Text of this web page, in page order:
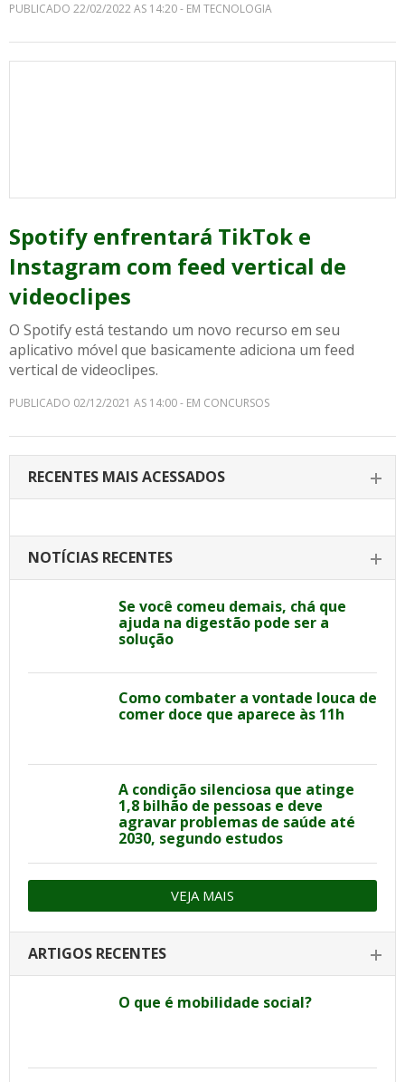
PUBLICADO 22/02/2022 AS 14:20 - EM TECNOLOGIA
Spotify enfrentará TikTok e
Instagram com feed vertical de
videoclipes
O Spotify está testando um novo recurso em seu
aplicativo móvel que basicamente adiciona um feed
vertical de videoclipes.
PUBLICADO 02/12/2021 AS 14:00 - EM CONCURSOS
RECENTES MAIS ACESSADOS
NOTÍCIAS RECENTES
Se você comeu demais, chá que
ajuda na digestão pode ser a
solução
Como combater a vontade louca de
comer doce que aparece às 11h
A condição silenciosa que atinge
1,8 bilhão de pessoas e deve
agravar problemas de saúde até
2030, segundo estudos
VEJA MAIS
ARTIGOS RECENTES
O que é mobilidade social?